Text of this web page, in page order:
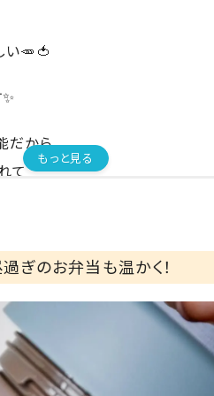
い🥕🍅
だから
て
もっと見る
ぎのお弁当も温かく！